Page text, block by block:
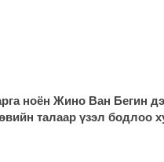
ноён Жино Ван Бегин
талаар үзэл бодлоо